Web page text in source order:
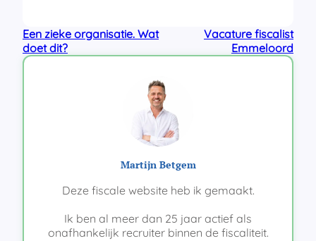
Een zieke organisatie. Wat
doet dit?
Vacature fiscalist
Emmeloord
Martijn Betgem
Deze fiscale website heb ik gemaakt.
Ik ben al meer dan 25 jaar actief als
onafhankelijk recruiter binnen de fiscaliteit.